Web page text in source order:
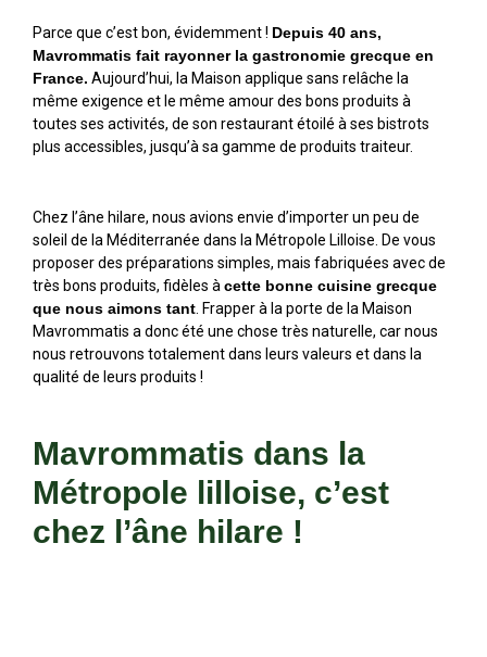
Parce que c’est bon, évidemment ! Depuis 40 ans,
Mavrommatis fait rayonner la gastronomie grecque en
France. Aujourd’hui, la Maison applique sans relâche la
même exigence et le même amour des bons produits à
toutes ses activités, de son restaurant étoilé à ses bistrots
plus accessibles, jusqu’à sa gamme de produits traiteur.
Chez l’âne hilare, nous avions envie d’importer un peu de
soleil de la Méditerranée dans la Métropole Lilloise. De vous
proposer des préparations simples, mais fabriquées avec de
très bons produits, fidèles à cette bonne cuisine grecque
que nous aimons tant. Frapper à la porte de la Maison
Mavrommatis a donc été une chose très naturelle, car nous
nous retrouvons totalement dans leurs valeurs et dans la
qualité de leurs produits !
Mavrommatis dans la
Métropole lilloise, c’est
chez l’âne hilare !